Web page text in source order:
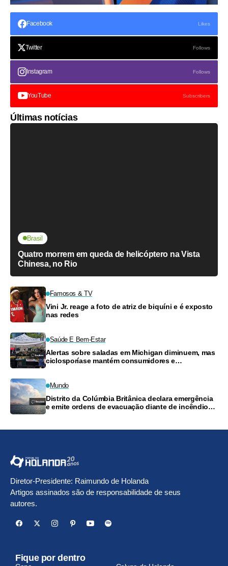
Facebook Likes
Twitter Follows
Instagram Follows
YouTube Subscribers
Últimas notícias
Brasil
Quatro morrem em queda de helicóptero na Vista
Chinesa, no Rio
Famosos & TV
Vini Jr. reage a foto de atriz de biquíni e é exposto
nas redes
Saúde E Bem-Estar
Alertas sobre saladas em Michigan diminuem, mas
ciclosporíase mantém consumidores e
Mundo
Distrito da Colúmbia Britânica declara emergência
e emite ordens de evacuação diante de incêndios
Diretor-Presidente: Raimundo de Holanda
Artigos assinados são de responsabilidade de seus
autores.
Fique por dentro